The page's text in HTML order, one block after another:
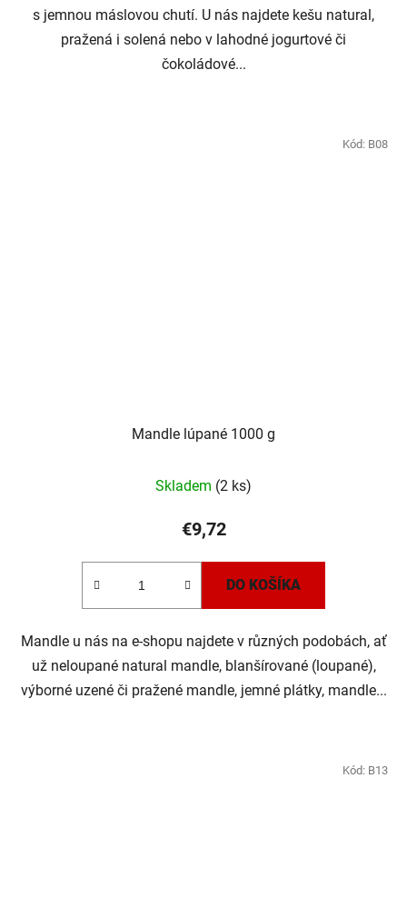
s jemnou máslovou chutí. U nás najdete kešu natural,
pražená i solená nebo v lahodné jogurtové či
čokoládové...
Mandle lúpané 1000 g
Skladem (2 ks)
€9,72
DO KOŠÍKA
Mandle u nás na e-shopu najdete v různých podobách, ať
už neloupané natural mandle, blanšírované (loupané),
výborné uzené či pražené mandle, jemné plátky, mandle...
Kód: B08
Kód: B13